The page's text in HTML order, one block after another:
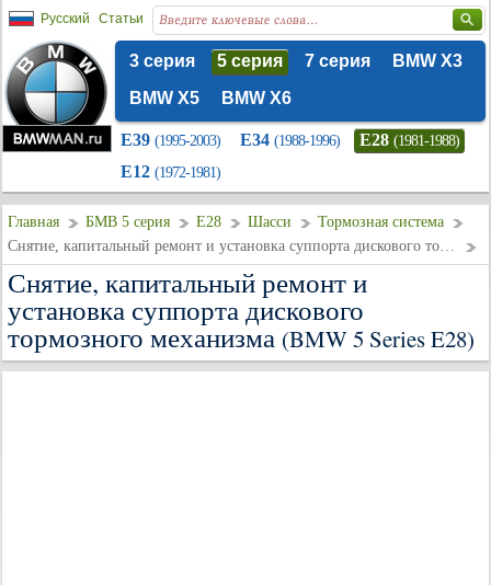
Русский Статьи
3 серия 5 серия 7 серия
BMW X3
BMW X5
BMW X6
E39 (1995-2003) E34 (1988-1996) E28 (1981-1988)
E12 (1972-1981)
Главная БМВ 5 серия E28 Шасси
Тормозная система
Снятие, капитальный ремонт и установка суппорта дискового тормозного механизма
Снятие, капитальный ремонт и
установка суппорта дискового
тормозного механизма (BMW 5 Series E28)